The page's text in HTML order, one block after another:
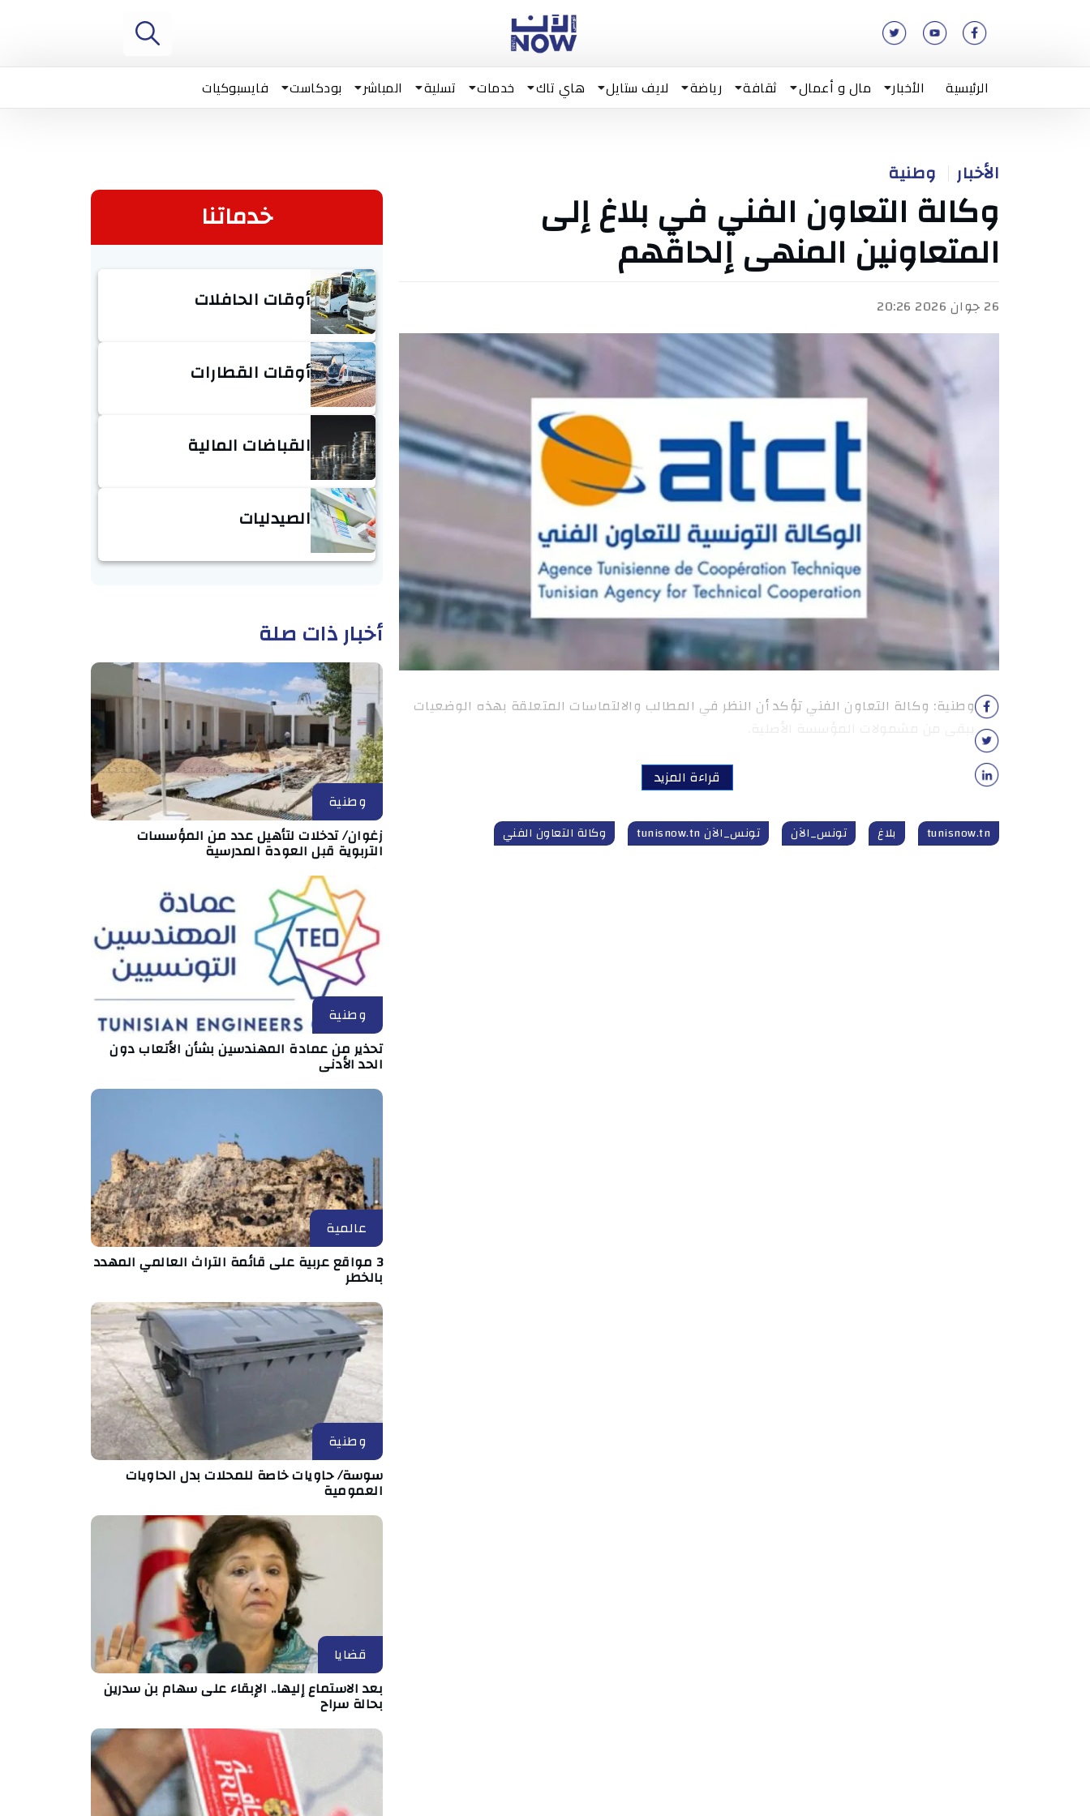
الرئيسية الأخبار مال و أعمال ثقافة رياضة لايف ستايل هاي تاك خدمات تسلية المباشر بودكاست فايسبوكيات
الأخبار وطنية
وكالة التعاون الفني في بلاغ إلى
المتعاونين المنهى إلحاقهم
26 جوان 2026 20:26
وطنية: وكالة التعاون الفني تؤكد أن النظر في المطالب والالتماسات المتعلقة بهذه الوضعيات
قراءة المزيد
tunisnow.tn بلاغ تونس_الآن تونس_الآن tunisnow.tn وكالة التعاون الفني
خدماتنا
أوقات الحافلات
أوقات القطارات
القباضات المالية
الصيدليات
أخبار ذات صلة
وطنية
زغوان/ تدخلات لتأهيل عدد من المؤسسات
التربوية قبل العودة المدرسية
وطنية
تحذير من عمادة المهندسين بشأن الأتعاب دون
الحد الأدنى
عالمية
3 مواقع عربية على قائمة التراث العالمي المهدد
بالخطر
وطنية
سوسة/ حاويات خاصة للمحلات بدل الحاويات
العمومية
قضايا
بعد الاستماع إليها.. الإبقاء على سهام بن سدرين
بحالة سراح